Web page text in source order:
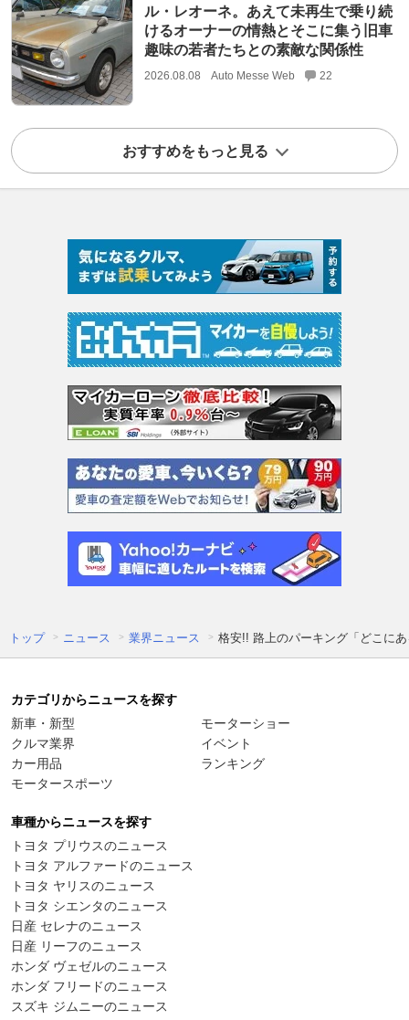
ル・レオーネ。あえて未再生で乗り続
けるオーナーの情熱とそこに集う旧車
趣味の若者たちとの素敵な関係性
2026.08.08 Auto Messe Web 22
おすすめをもっと見る
トップ ニュース 業界ニュース 格安!! 路上のパーキング「どこに
カテゴリからニュースを探す
新車・新型
クルマ業界
カー用品
モータースポーツ
モーターショー
イベント
ランキング
車種からニュースを探す
トヨタ プリウスのニュース
トヨタ アルファードのニュース
トヨタ ヤリスのニュース
トヨタ シエンタのニュース
日産 セレナのニュース
日産 リーフのニュース
ホンダ ヴェゼルのニュース
ホンダ フリードのニュース
スズキ ジムニーのニュース